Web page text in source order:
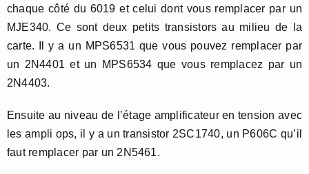
chaque côté du 6019 et celui dont vous remplacer par un
MJE340. Ce sont deux petits transistors au milieu de la
carte. Il y a un MPS6531 que vous pouvez remplacer par
un 2N4401 et un MPS6534 que vous remplacez par un
2N4403.
Ensuite au niveau de l’étage amplificateur en tension avec
les ampli ops, il y a un transistor 2SC1740, un P606C qu’il
faut remplacer par un 2N5461.